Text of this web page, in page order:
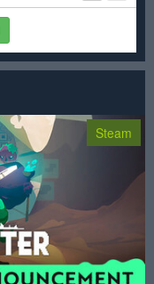
Steam